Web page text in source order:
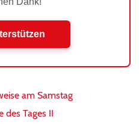
am Samstag
des Tages II